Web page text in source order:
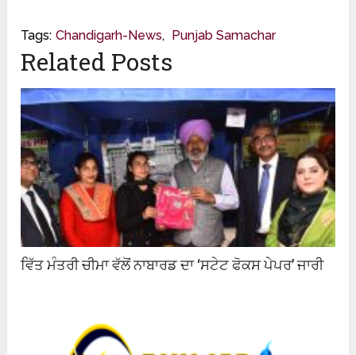
Tags: Chandigarh-News, Punjab Samachar
Related Posts
ਵਿੱਤ ਮੰਤਰੀ ਚੀਮਾ ਵੱਲੋਂ ਨਾਬਾਰਡ ਦਾ ‘ਸਟੇਟ ਫੋਕਸ ਪੇਪਰ’ ਜਾਰੀ